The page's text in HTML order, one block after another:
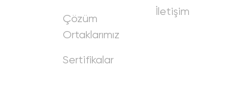
Çözüm
Ortaklarımız
Sertifikalar
İletişim